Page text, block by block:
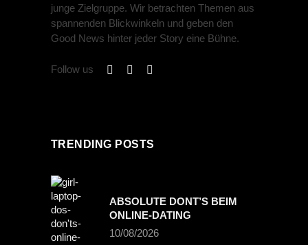
junge Zielgruppe. Wir betrachten Themen aus
spannenden Blickwinkeln und geben den
Good News hinter jeder Story eine Bühne.
Follow us
TRENDING POSTS
ABSOLUTE DONT’S BEIM
ONLINE-DATING
10/08/2026